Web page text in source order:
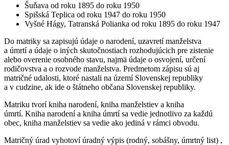
Šuňava od roku 1895 do roku 1950
Spišská Teplica od roku 1947 do roku 1950
Vyšné Hágy, Tatranská Polianka od roku 1895 do roku 1947
Do matriky sa zapisujú údaje o narodení, uzavretí manželstva
a úmrtí a údaje o iných skutočnostiach rozhodujúcich pre zistenie
alebo overenie osobného stavu, najmä údaje o osvojení, určení
rodičovstva a o rozvode manželstva. Predmetom zápisu sú aj
matričné udalosti, ktoré nastali na území Slovenskej republiky
a v cudzine, ak ide o štátneho občana Slovenskej republiky.
Matriku tvorí kniha narodení, kniha manželstiev a kniha
úmrtí. Kniha narodení a kniha úmrtí sa vedie jednotlivo za každú
obec, kniha manželstiev sa vedie ako jediná v rámci obvodu.
Matričný úrad vyhotoví úradný výpis (rodný, sobášny, úmrtný list) ,